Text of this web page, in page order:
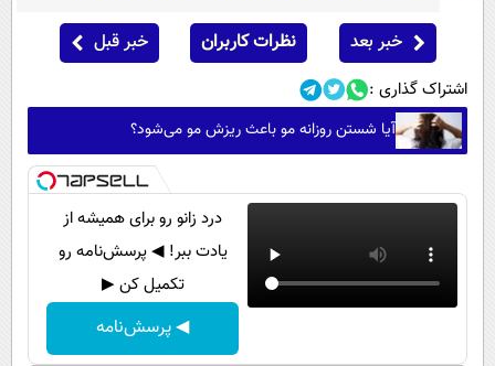
خبر بعد نظرات کاربران خبر قبل
اشتراک گذاری :
آیا شستن روزانه مو باعث ریزش مو می‌شود؟
درد زانو رو برای همیشه از
یادت ببر! ◀ پرسش‌نامه رو
تکمیل کن ▶
◀ پرسش‌نامه